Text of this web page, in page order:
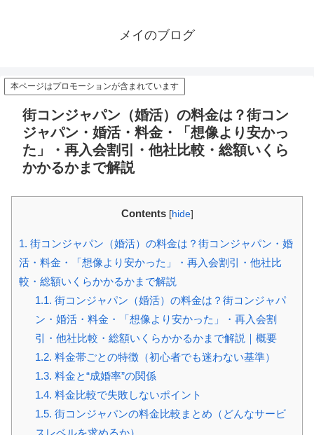
メイのブログ
本ページはプロモーションが含まれています
街コンジャパン（婚活）の料金は？街コン
ジャパン・婚活・料金・「想像より安かっ
た」・再入会割引・他社比較・総額いくら
かかるかまで解説
Contents [hide]
1. 街コンジャパン（婚活）の料金は？街コンジャパン・婚
活・料金・「想像より安かった」・再入会割引・他社比
較・総額いくらかかるかまで解説
1.1. 街コンジャパン（婚活）の料金は？街コンジャパ
ン・婚活・料金・「想像より安かった」・再入会割
引・他社比較・総額いくらかかるかまで解説｜概要
1.2. 料金帯ごとの特徴（初心者でも迷わない基準）
1.3. 料金と“成婚率”の関係
1.4. 料金比較で失敗しないポイント
1.5. 街コンジャパンの料金比較まとめ（どんなサービ
スレベルを求めるか）